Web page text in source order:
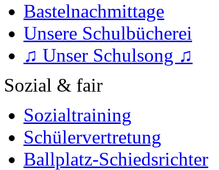
Bastelnachmittage
Unsere Schulbücherei
♫ Unser Schulsong ♫
Sozial & fair
Sozialtraining
Schülervertretung
Ballplatz-Schiedsrichter